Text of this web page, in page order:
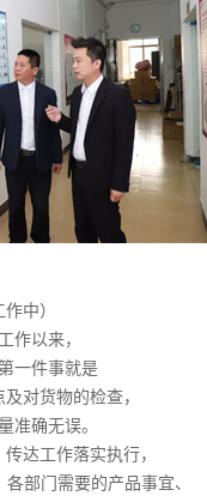
中）
作以来，
一件事就是
对货物的检查，
准确无误。
达工作落实执行，
部门需要的产品事宜、